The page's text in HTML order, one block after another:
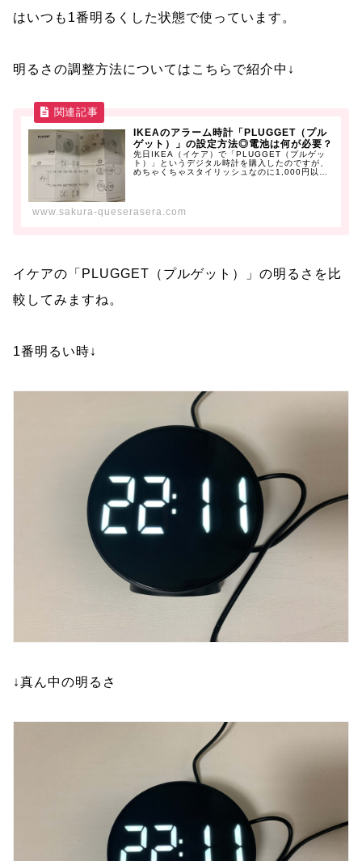
はいつも1番明るくした状態で使っています。
明るさの調整方法についてはこちらで紹介中↓
IKEAのアラーム時計「PLUGGET（プル
ゲット）」の設定方法◎電池は何が必要？
先日IKEA（イケア）で「PLUGGET（プルゲッ
ト）」というデジタル時計を購入したのですが、
めちゃくちゃスタイリッシュなのに1,000円以下
www.sakura-queserasera.com
イケアの「PLUGGET（プルゲット）」の明るさを比
較してみますね。
1番明るい時↓
↓真ん中の明るさ